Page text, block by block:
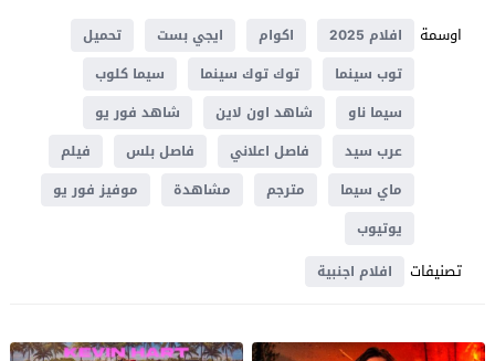
اوسمة
افلام 2025 اكوام ايجي بست
تحميل
توب سينما
توك توك سينما
سيما كلوب
سيما ناو
شاهد اون لاين
شاهد فور يو
عرب سيد
فاصل اعلاني فاصل بلس
فيلم
ماي سيما
مترجم مشاهدة
موفيز فور يو
يوتيوب
تصنيفات افلام اجنبية